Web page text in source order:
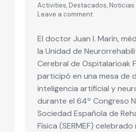
Activities, Destacados, Noticias
Leave a comment
El doctor Juan I. Marín,
la Unidad de
Cerebral de Ospitalarioak
participó en una mesa de
inteligencia artificial y
durante el 64º Congreso
Sociedad Española de
Física (SERMEF)